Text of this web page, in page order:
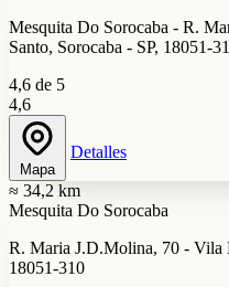
Mesquita Do Sorocaba - R.
Santo, Sorocaba - SP, 18051-
4,6 de 5
4,6
Mapa
Detalles
≈ 34,2 km
Mesquita Do Sorocaba
R. Maria J.D.Molina, 70 - Vila
18051-310